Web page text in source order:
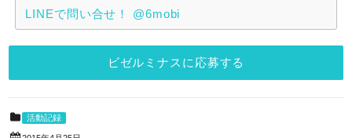
LINEで問い合せ！ @6mobi
ビゼルミナスに応募する
活動記録